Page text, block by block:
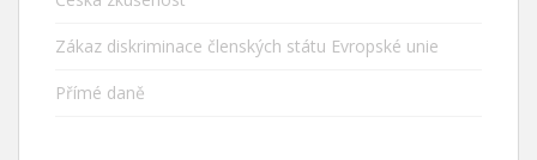
Zákaz diskriminace členských státu Evropské unie
Přímé daně